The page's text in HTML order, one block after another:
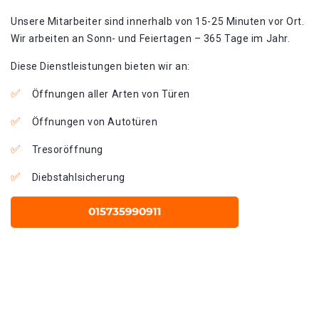
Unsere Mitarbeiter sind innerhalb von 15-25 Minuten vor Ort.
Wir arbeiten an Sonn- und Feiertagen – 365 Tage im Jahr.
Diese Dienstleistungen bieten wir an:
Öffnungen aller Arten von Türen
Öffnungen von Autotüren
Tresoröffnung
Diebstahlsicherung